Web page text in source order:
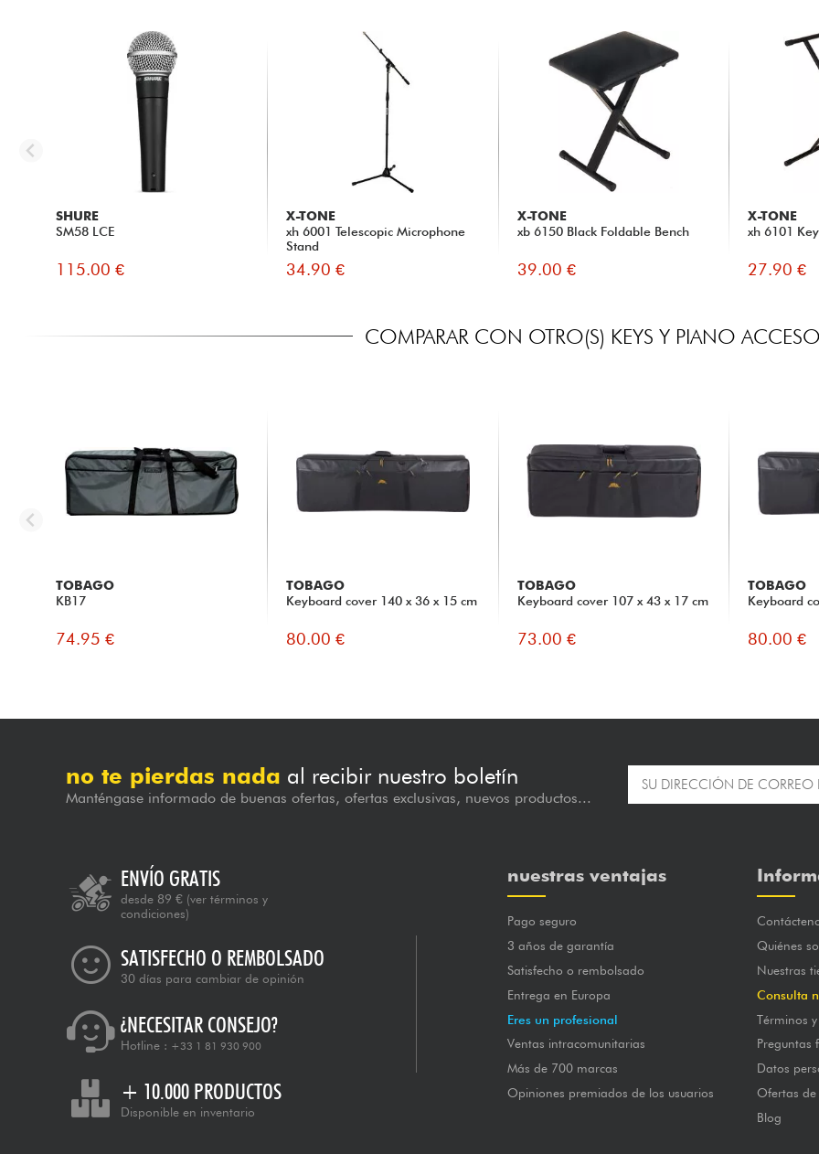
SHURE
SM58 LCE
115.00 €
X-TONE
xh 6001 Telescopic Microphone
Stand
34.90 €
X-TONE
xb 6150 Black Foldable Bench
39.00 €
X-TONE
xh 6101
27.90 €
COMPARAR CON OTRO(S) KEYS Y PIANO
TOBAGO
KB17
74.95 €
TOBAGO
Keyboard cover 140 x 36 x 15 cm
80.00 €
TOBAGO
Keyboard cover 107 x 43 x 17 cm
73.00 €
TOBAGO
Keyboard
80.00 €
no te pierdas nada al recibir nuestro boletín
Manténgase informado de buenas ofertas, ofertas exclusivas, nuevos productos...
ENVÍO GRATIS
desde 89 € (ver términos y
condiciones)
SATISFECHO O REMBOLSADO
30 días para cambiar de opinión
¿NECESITAR CONSEJO?
Hotline : +33 1 81 930 900
+ 10.000 PRODUCTOS
Disponible en inventario
nuestras ventajas
Pago seguro
3 años de garantía
Satisfecho o rembolsado
Entrega en Europa
Eres un profesional
Ventas intracomunitarias
Más de 700 marcas
Opiniones premiados de los usuarios
Quiénes
Nuestras
Consulta
Términos
Preguntas
Datos
Ofertas
Blog